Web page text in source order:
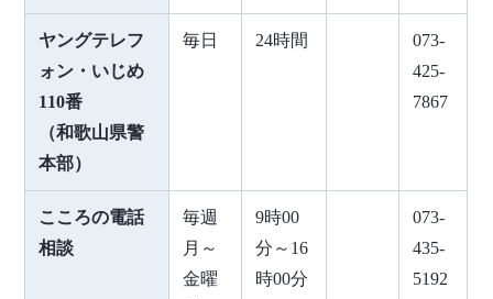
ヤングテレフ
ォン・いじめ
110番
（和歌山県警
本部）
毎日 24時間
073-
425-
7867
こころの電話
相談
毎週
月～
金曜
9時00
分～16
時00分
073-
435-
5192